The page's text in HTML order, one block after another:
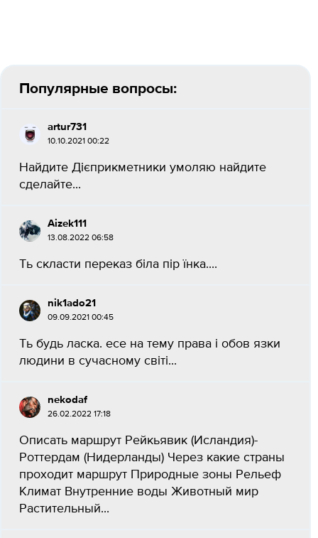
Популярные вопросы:
artur731
10.10.2021 00:22
Найдите Дієприкметники умоляю найдите
сделайте...
Aizek111
13.08.2022 06:58
Ть скласти переказ біла пір їнка....
nik1ado21
09.09.2021 00:45
Ть будь ласка. есе на тему права і обов язки
людини в сучасному світі...
nekodaf
26.02.2022 17:18
Описать маршрут Рейкьявик (Исландия)-
Роттердам (Нидерланды) Через какие страны
проходит маршрут Природные зоны Рельеф
Климат Внутренние воды Животный мир
Растительный...